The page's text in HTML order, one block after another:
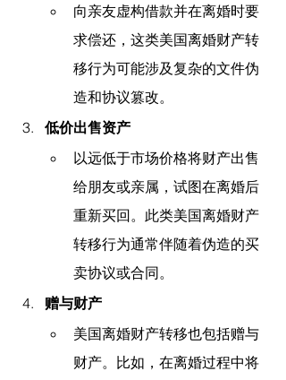
向亲友虚构借款并在离婚时要
求偿还，这类美国离婚财产转
移行为可能涉及复杂的文件伪
造和协议篡改。
低价出售资产
以远低于市场价格将财产出售
给朋友或亲属，试图在离婚后
重新买回。此类美国离婚财产
转移行为通常伴随着伪造的买
卖协议或合同。
赠与财产
美国离婚财产转移也包括赠与
财产。比如，在离婚过程中将